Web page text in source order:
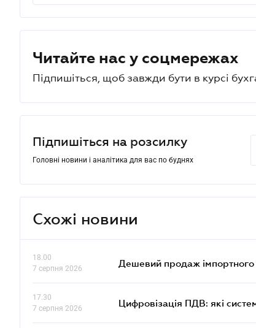
Читайте нас у соцмережах
Підпишіться, щоб завжди бути в курсі
Підпишіться на розсилку
Головні новини і аналітика для вас по буднях
Схожі новини
18.00
7 серпня 2026
Дешевий продаж
17.30
7 серпня 2026
Цифровізація ПДВ: які